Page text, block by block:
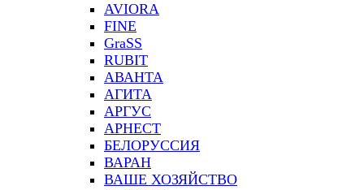
AVIORA
FINE
GraSS
RUBIT
АВАНТА
АГИТА
АРГУС
АРНЕСТ
БЕЛОРУССИЯ
ВАРАН
ВАШЕ ХОЗЯЙСТВО